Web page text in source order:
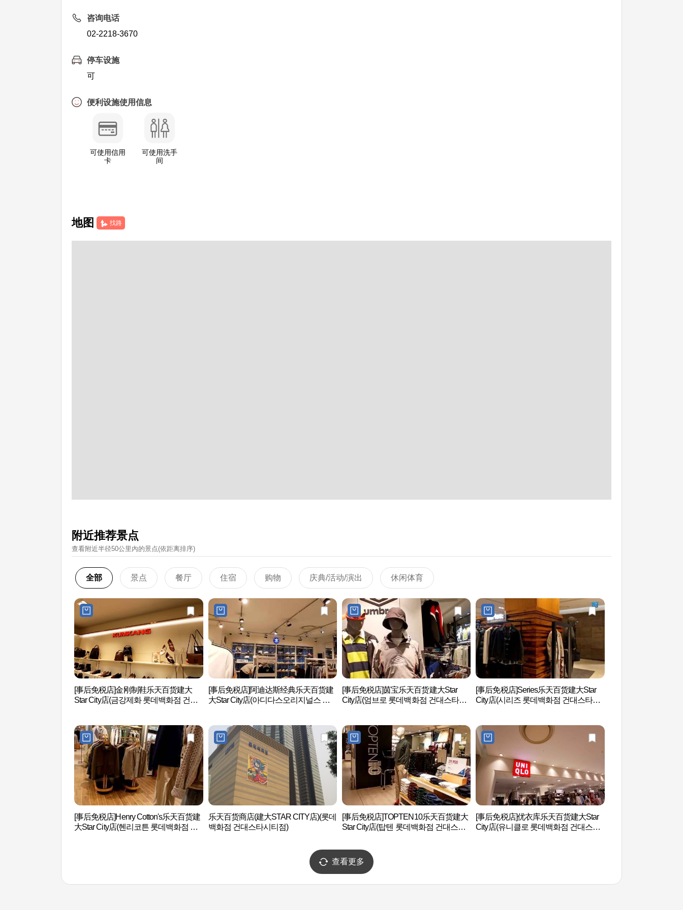
咨询电话
02-2218-3670
停车设施
可
便利设施使用信息
可使用信用
卡
可使用洗手
间
地图 找路
附近推荐景点
查看附近半径50公里內的景点(依距离排序)
全部 景点 餐厅 住宿 购物 庆典/活动/演出 休闲体育
[事后免税店]金刚制鞋乐天百货建大
Star City店(금강제화 롯데백화점 건대
[事后免税店]阿迪达斯经典乐天百货建
大Star City店(아디다스오리지널스 롯
[事后免税店]茵宝乐天百货建大Star
City店(엄브로 롯데백화점 건대스타시
[事后免税店]Series乐天百货建大Star
City店(시리즈 롯데백화점 건대스타시
[事后免税店]Henry Cotton's乐天百货建
大Star City店(헨리코튼 롯데백화점 건
乐天百货商店(建大STAR CITY店)(롯데
백화점 건대스타시티점)
[事后免税店]TOPTEN10乐天百货建大
Star City店(탑텐 롯데백화점 건대스타
[事后免税店]优衣库乐天百货建大Star
City店(유니클로 롯데백화점 건대스타
查看更多